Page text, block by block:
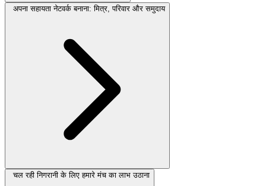
अपना सहायता नेटवर्क बनाना: मित्र, परिवार और समुदाय
चल रही निगरानी के लिए हमारे मंच का लाभ उठाना